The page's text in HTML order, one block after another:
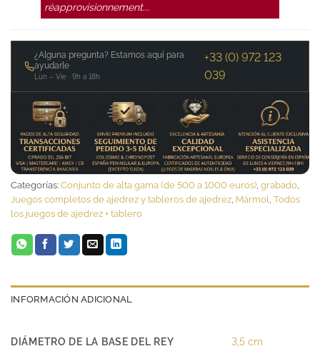
réapprovisionnement...
¿Alguna pregunta? Estamos aquí para
ayudarle
Lun – Vie · 9h a 18h
+33 (0) 972 123
039
Categorías: Conjunto de alta gama (de 500 a 1000 euros), grabado,
Juegos completos de ajedrez y tableros de ajedrez, Mármol, Todos
los juegos de ajedrez + tablero
INFORMACIÓN ADICIONAL
DIÁMETRO DE LA BASE DEL REY 3,5 cm